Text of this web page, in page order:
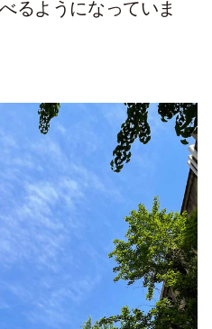
るようになっていま